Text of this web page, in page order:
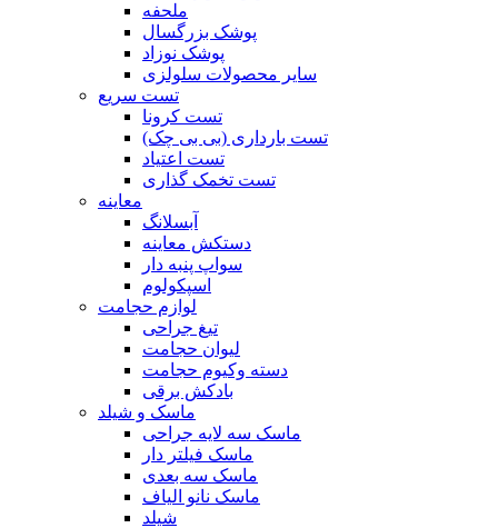
ملحفه
پوشک بزرگسال
پوشک نوزاد
سایر محصولات سلولزی
تست سریع
تست کرونا
تست بارداری (بی بی چک)
تست اعتیاد
تست تخمک گذاری
معاینه
آبسلانگ
دستکش معاینه
سواپ پنبه دار
اسپکولوم
لوازم حجامت
تیغ جراحی
لیوان حجامت
دسته وکیوم حجامت
بادکش برقی
ماسک و شیلد
ماسک سه لایه جراحی
ماسک فیلتر دار
ماسک سه بعدی
ماسک نانو الیاف
شیلد